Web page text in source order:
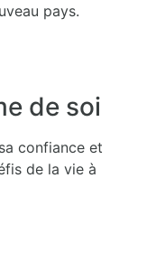
pays.
de soi
confiance et
de la vie à